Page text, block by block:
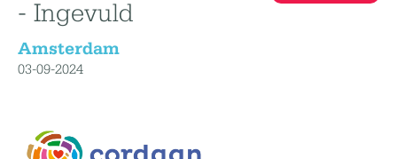
- Ingevuld
Amsterdam
03-09-2024